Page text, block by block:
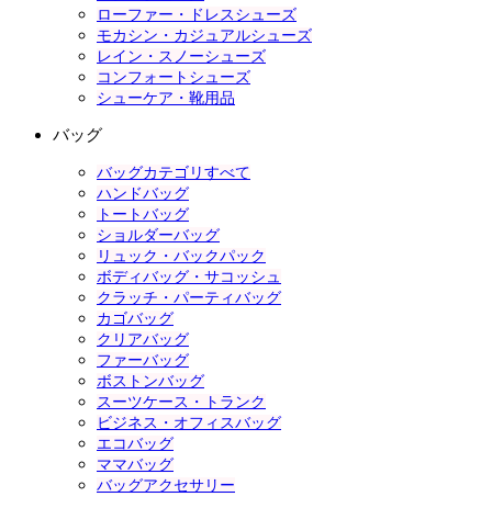
ローファー・ドレスシューズ
モカシン・カジュアルシューズ
レイン・スノーシューズ
コンフォートシューズ
シューケア・靴用品
バッグ
バッグカテゴリすべて
ハンドバッグ
トートバッグ
ショルダーバッグ
リュック・バックパック
ボディバッグ・サコッシュ
クラッチ・パーティバッグ
カゴバッグ
クリアバッグ
ファーバッグ
ボストンバッグ
スーツケース・トランク
ビジネス・オフィスバッグ
エコバッグ
ママバッグ
バッグアクセサリー